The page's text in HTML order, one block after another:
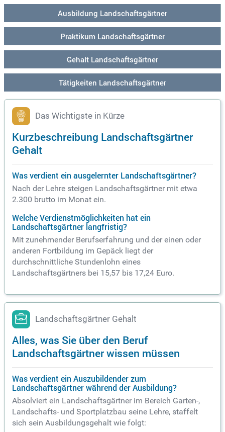
Ausbildung Landschaftsgärtner
Praktikum Landschaftsgärtner
Gehalt Landschaftsgärtner
Tätigkeiten Landschaftsgärtner
Das Wichtigste in Kürze
Kurzbeschreibung Landschaftsgärtner
Gehalt
Was verdient ein ausgelernter Landschaftsgärtner?
Nach der Lehre steigen Landschaftsgärtner mit etwa
2.300 brutto im Monat ein.
Welche Verdienstmöglichkeiten hat ein
Landschaftsgärtner langfristig?
Mit zunehmender Berufserfahrung und der einen oder
anderen Fortbildung im Gepäck liegt der
durchschnittliche Stundenlohn eines
Landschaftsgärtners bei 15,57 bis 17,24 Euro.
Landschaftsgärtner Gehalt
Alles, was Sie über den Beruf
Landschaftsgärtner wissen müssen
Was verdient ein Auszubildender zum
Landschaftsgärtner während der Ausbildung?
Absolviert ein Landschaftsgärtner im Bereich Garten-,
Landschafts- und Sportplatzbau seine Lehre, staffelt
sich sein Ausbildungsgehalt wie folgt: